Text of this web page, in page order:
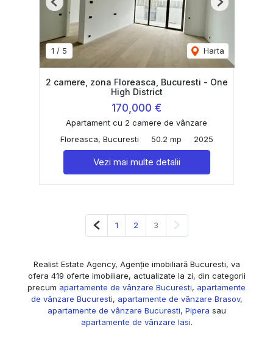
1 / 5 Harta
Previous Next
2 camere, zona Floreasca, Bucuresti - One
High District
170,000 €
Apartament cu 2 camere de vânzare
Floreasca, Bucuresti
50.2 mp 2025
Vezi mai multe detalii
Pagina anterioară
1 2 3
Realist Estate Agency, Agenție imobiliară Bucuresti, va
ofera 419 oferte imobiliare, actualizate la zi, din categorii
precum apartamente de vânzare Bucuresti, apartamente
de vânzare Bucuresti, apartamente de vânzare Brasov,
apartamente de vânzare Bucuresti, Pipera sau
apartamente de vânzare Iasi.